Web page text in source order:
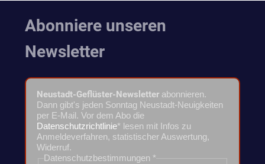
Abonniere unseren
Newsletter
Neustadt-Geflüster-Newsletter abonnieren.
Dann gibt's jeden Sonntag Neustadt-Neuigkeiten
per E-Mail. Vor dem Abo die
Datenschutzrichtlinie* lesen mit Infos zu
Anmeldeverfahren, statistischer Auswertung,
Widerruf.
Datenschutzbestimmungen *